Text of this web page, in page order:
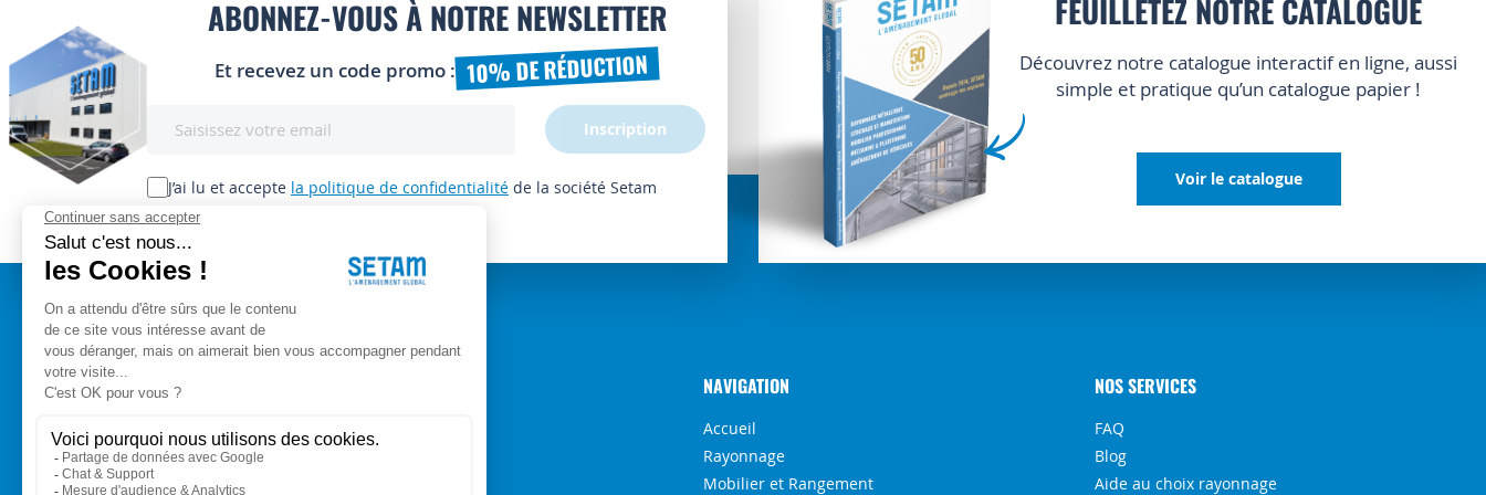
ABONNEZ-VOUS À NOTRE NEWSLETTER
Et recevez un code promo : 10% DE RÉDUCTION
lettre
d’information
:
J’ai lu et accepte la politique de confidentialité de la société Setam
Inscription
FEUILLETEZ NOTRE CATALOGUE
Découvrez notre catalogue interactif en ligne, aussi
simple et pratique qu’un catalogue papier !
Voir le catalogue
Setam Siège Social
153, rue de L'Arve
74950 SCIONZIER
Qui sommes-nous ?
NAVIGATION
Accueil
Rayonnage
Mobilier et Rangement
NOS SERVICES
FAQ
Blog
Aide au choix rayonnage